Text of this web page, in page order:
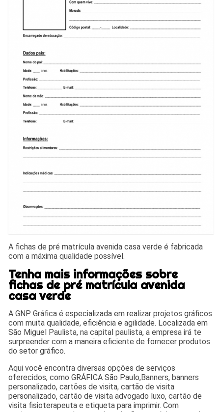
A fichas de pré matrícula avenida casa verde é fabricada
com a máxima qualidade possível.
Tenha mais informações sobre
fichas de pré matrícula avenida
casa verde
A GNP Gráfica é especializada em realizar projetos gráficos
com muita qualidade, eficiência e agilidade. Localizada em
São Miguel Paulista, na capital paulista, a empresa irá te
surpreender com a maneira eficiente de fornecer produtos
do setor gráfico.
Aqui você encontra diversas opções de serviços
oferecidos, como GRÁFICA São Paulo,Banners, banners
personalizado, cartões de visita, cartão de visita
personalizado, cartão de visita advogado luxo, cartão de
visita fisioterapeuta e etiqueta para imprimir. Com